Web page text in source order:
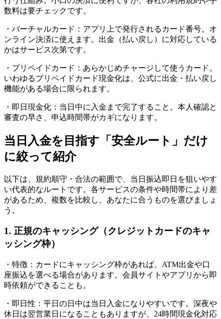
数料は要チェックです。
・バーチャルカード：アプリ上で発行されるカード番号。オ
ンライン決済に使えます。出金（払い戻し）に対応している
かはサービス次第です。
・プリペイドカード：あらかじめチャージして使うカード。
いわゆるプリペイドカード現金化は、公式に出金・払い戻し
機能がある場合に限られます。
・即日現金化：当日中に入金まで完了すること。本人確認と
審査の早さ、申込時間帯がカギになります。
当日入金を目指す「安全ルート」だけ
に絞って紹介
以下は、規約順守・合法の範囲で、当日振込即日を狙いやす
い代表的なルートです。各サービスの条件や時間帯により差
があるため、複数を比較し、あなたに合うものを選びましょ
う。
1. 正規のキャッシング（クレジットカードのキャ
ッシング枠）
・特徴：カードにキャッシング枠があれば、ATM出金や口
座振込を選べる場合があります。会員サイトやアプリから即
時依頼ができることも。
・即日性：平日の日中は当日入金になりやすいです。深夜や
休日は翌営業日になることもありますが、24時間現金化対応